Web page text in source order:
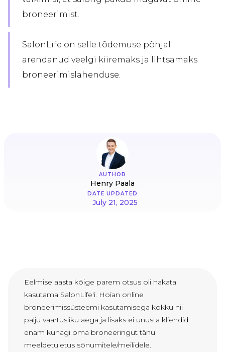
broneerimist.
SalonLife on selle tõdemuse põhjal
arendanud veelgi kiiremaks ja lihtsamaks
broneerimislahenduse.
AUTHOR
Henry Paala
DATE UPDATED
July 21, 2025
Eelmise aasta kõige parem otsus oli hakata
kasutama SalonLife'i. Hoian online
broneerimissüsteemi kasutamisega kokku nii
palju väärtusliku aega ja lisaks ei unusta kliendid
enam kunagi oma broneeringut tänu
meeldetuletus sõnumitele/meilidele.